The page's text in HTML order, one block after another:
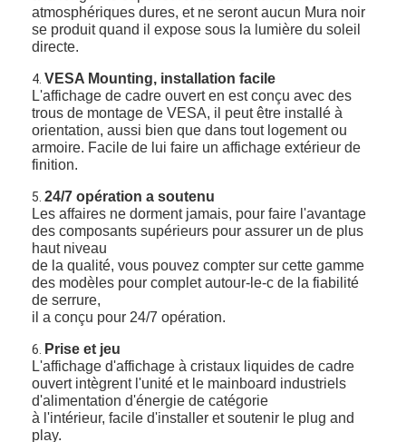
Produits
Vidéos
atmosphériques dures, et ne seront aucun Mura noir
se produit quand il expose sous la lumière du soleil
directe.
4.VESA Mounting, installation facile
L'affichage de cadre ouvert en est conçu avec des
trous de montage de VESA, il peut être installé à
orientation, aussi bien que dans tout logement ou
armoire. Facile de lui faire un affichage extérieur de
finition.
5.24/7 opération a soutenu
Les affaires ne dorment jamais, pour faire l'avantage
des composants supérieurs pour assurer un de plus
haut niveau
de la qualité, vous pouvez compter sur cette gamme
des modèles pour complet autour-le-c de la fiabilité
de serrure,
il a conçu pour 24/7 opération.
6.
Prise et jeu
L'affichage d'affichage à cristaux liquides de cadre
ouvert intègrent l'unité et le mainboard industriels
d'alimentation d'énergie de catégorie
à l'intérieur, facile d'installer et soutenir le plug and
play.